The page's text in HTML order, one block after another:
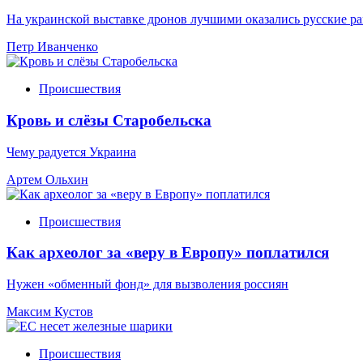
На украинской выставке дронов лучшими оказались русские
Петр Иванченко
Происшествия
Кровь и слёзы Старобельска
Чему радуется Украина
Артем Ольхин
Происшествия
Как археолог за «веру в Европу» поплатился
Нужен «обменный фонд» для вызволения россиян
Максим Кустов
Происшествия